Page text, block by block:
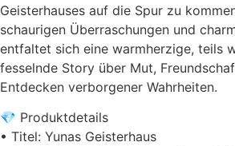
Geisterhauses auf die Spur zu
schaurigen Überraschungen und
entfaltet sich eine warmherzige, teils
fesselnde Story über Mut,
Entdecken verborgener Wahrheiten.
💎 Produktdetails
• Titel: Yunas Geisterhaus